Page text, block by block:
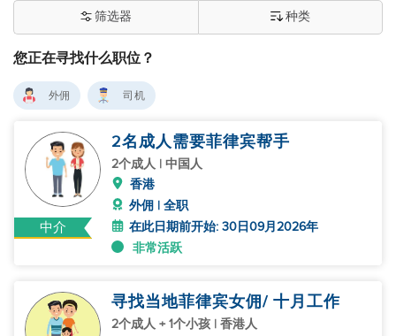
您正在寻找什么职位？
筛选器 种类
外佣 司机
中介
2名成人需要菲律宾帮手
2个成人 | 中国人
香港
外佣 | 全职
在此日期前开始: 30日09月2026年
非常活跃
寻找当地菲律宾女佣/ 十月工作
2个成人 + 1个小孩 | 香港人